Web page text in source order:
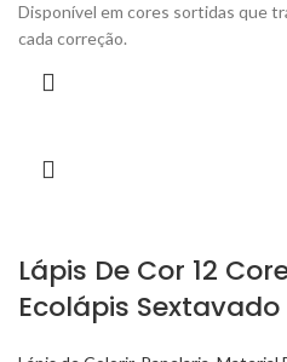
Disponível em cores sortidas que
cada correção.
Lápis De Cor 12
Ecolápis Sextavado